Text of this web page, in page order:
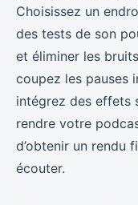
Choisissez un
des tests de son
et éliminer les
coupez les pauses
intégrez des effets
rendre votre
d’obtenir un rendu
écouter.